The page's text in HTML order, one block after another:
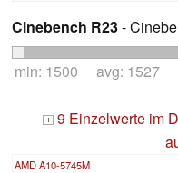
Cinebench R23-
min: 1500 avg: 1527
+ 9 Einzelwerte im
AMD A10-5745M